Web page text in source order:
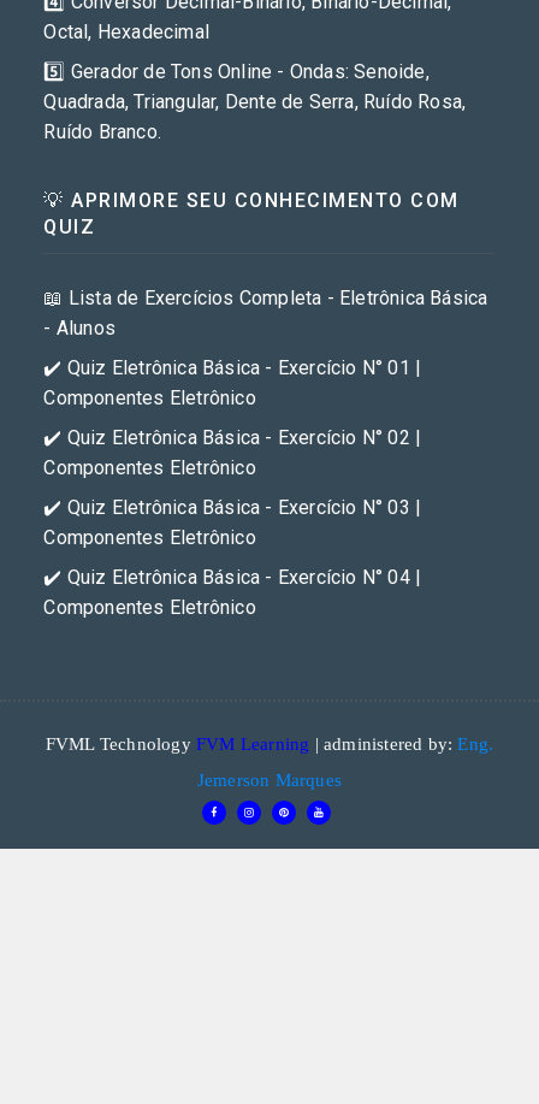
Octal, Hexadecimal
5️⃣ Gerador de Tons Online - Ondas: Senoide,
Quadrada, Triangular, Dente de Serra, Ruído Rosa,
Ruído Branco.
💡 APRIMORE SEU CONHECIMENTO COM
QUIZ
📖 Lista de Exercícios Completa - Eletrônica Básica
- Alunos
✔️ Quiz Eletrônica Básica - Exercício N° 01 |
Componentes Eletrônico
✔️ Quiz Eletrônica Básica - Exercício N° 02 |
Componentes Eletrônico
✔️ Quiz Eletrônica Básica - Exercício N° 03 |
Componentes Eletrônico
✔️ Quiz Eletrônica Básica - Exercício N° 04 |
Componentes Eletrônico
FVML Technology FVM Learning | administered by:Eng.
Jemerson Marques